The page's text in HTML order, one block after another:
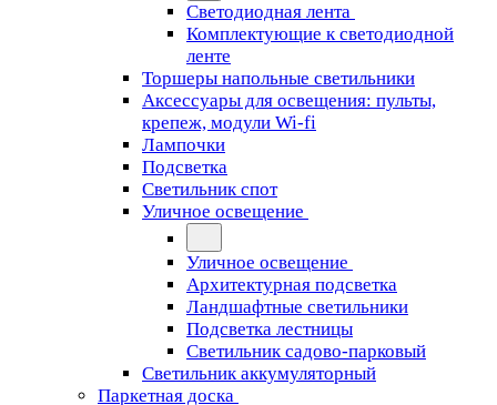
Светодиодная лента
Комплектующие к светодиодной
ленте
Торшеры напольные светильники
Аксессуары для освещения: пульты,
крепеж, модули Wi-fi
Лампочки
Подсветка
Светильник спот
Уличное освещение
Уличное освещение
Архитектурная подсветка
Ландшафтные светильники
Подсветка лестницы
Светильник садово-парковый
Светильник аккумуляторный
Паркетная доска